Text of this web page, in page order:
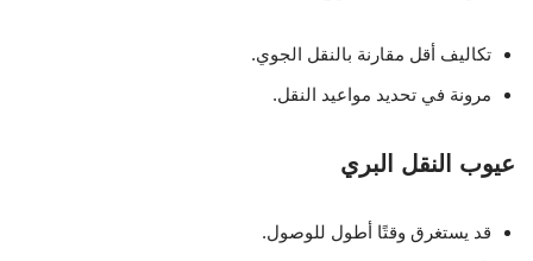
تكاليف أقل مقارنة بالنقل الجوي.
مرونة في تحديد مواعيد النقل.
عيوب النقل البري
قد يستغرق وقتًا أطول للوصول.